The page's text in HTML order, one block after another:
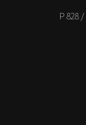
/ P 828